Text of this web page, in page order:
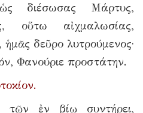
ὡς διέσωσας Μάρτυς,
οὕτω αἰχμαλωσίας,
δεῦρο λυτρούμενος·
Φανούριε προστάτην.
τῶν ἐν βίῳ συντήρει,